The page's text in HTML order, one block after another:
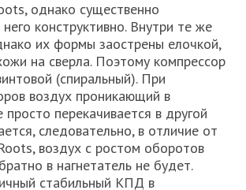
однако существенно
конструктивно. Внутри те же
их формы заострены елочкой,
на сверла. Поэтому компрессор
(спиральный). При
воздух проникающий в
просто перекачивается в другой
следовательно, в отличие от
воздух с ростом оборотов
в нагнетатель не будет.
стабильный КПД в